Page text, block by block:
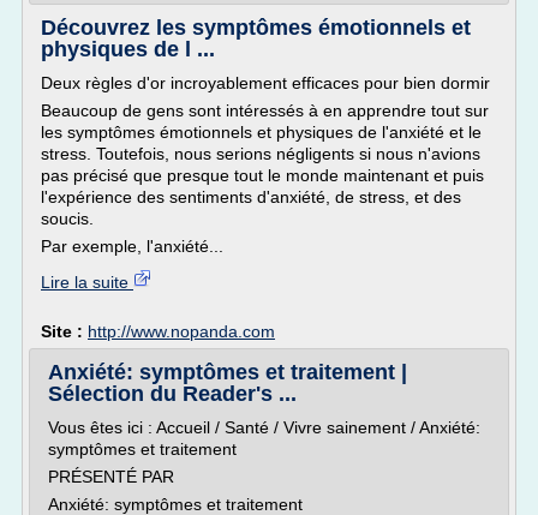
Découvrez les symptômes émotionnels et
physiques de l ...
Deux règles d'or incroyablement efficaces pour bien dormir
Beaucoup de gens sont intéressés à en apprendre tout sur
les symptômes émotionnels et physiques de l'anxiété et le
stress. Toutefois, nous serions négligents si nous n'avions
pas précisé que presque tout le monde maintenant et puis
l'expérience des sentiments d'anxiété, de stress, et des
soucis.
Par exemple, l'anxiété...
Lire la suite
Site : http://www.nopanda.com
Anxiété: symptômes et traitement |
Sélection du Reader's ...
Vous êtes ici : Accueil / Santé / Vivre sainement / Anxiété:
symptômes et traitement
PRÉSENTÉ PAR
Anxiété: symptômes et traitement